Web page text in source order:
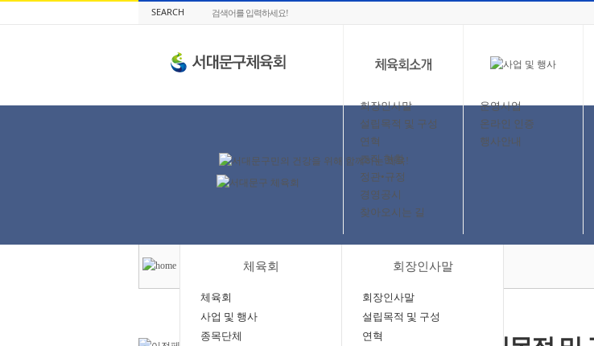
SEARCH
회장인사말
설립목적 및 구성
연혁
조직 현황
정관•규정
경영공시
찾아오시는 길
운영사업
온라인 인증
행사안내
체육회
체육회
사업 및 행사
종목단체
회장인사말
회장인사말
설립목적 및 구성
연혁